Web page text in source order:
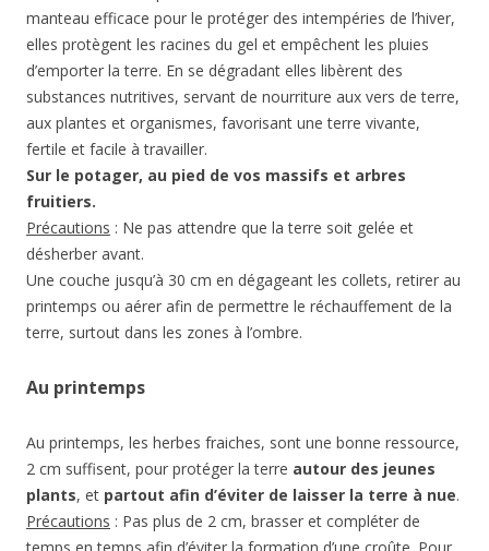
manteau efficace pour le protéger des intempéries de l’hiver,
elles protègent les racines du gel et empêchent les pluies
d’emporter la terre. En se dégradant elles libèrent des
substances nutritives, servant de nourriture aux vers de terre,
aux plantes et organismes, favorisant une terre vivante,
fertile et facile à travailler.
Sur le potager, au pied de vos massifs et arbres
fruitiers.
Précautions : Ne pas attendre que la terre soit gelée et
désherber avant.
Une couche jusqu’à 30 cm en dégageant les collets, retirer au
printemps ou aérer afin de permettre le réchauffement de la
terre, surtout dans les zones à l’ombre.
Au printemps
Au printemps, les herbes fraiches, sont une bonne ressource,
2 cm suffisent, pour protéger la terre autour des jeunes
plants, et partout afin d’éviter de laisser la terre à nue.
Précautions : Pas plus de 2 cm, brasser et compléter de